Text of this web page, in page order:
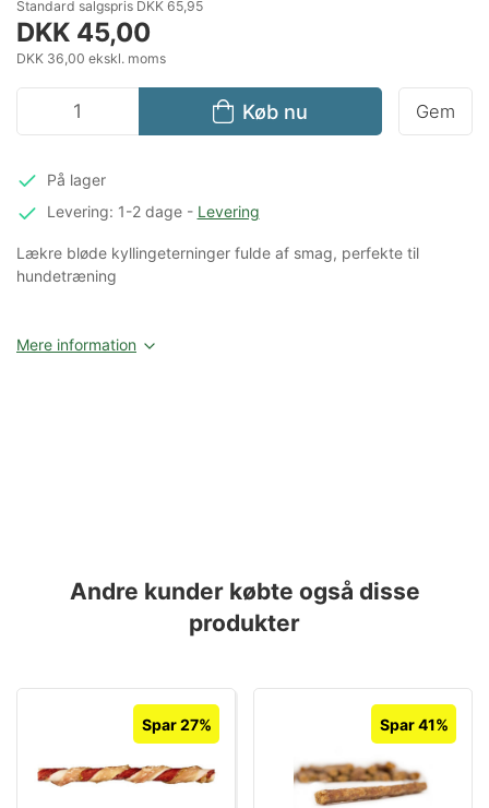
Standard salgspris DKK 65,95
DKK 45,00
DKK 36,00 ekskl. moms
Køb nu Gem
På lager
Levering: 1-2 dage- Levering
Lækre bløde kyllingeterninger fulde af smag, perfekte til
hundetræning
Mere information
Andre kunder købte også disse
produkter
Spar 27% Spar 41%